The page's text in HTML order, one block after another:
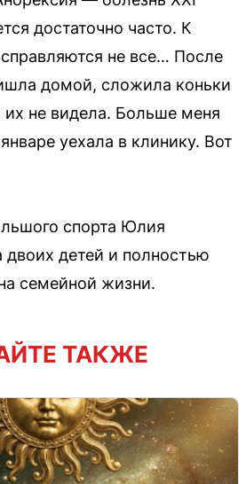
достаточно часто. К
не все… После
домой, сложила коньки
их не видела. Больше меня
уехала в клинику. Вот
спорта Юлия
детей и полностью
семейной жизни.
ТАКЖЕ